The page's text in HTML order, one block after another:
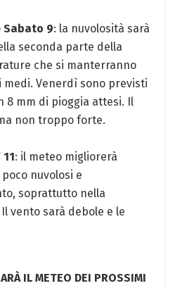
Sabato 9: la nuvolosità sarà
seconda parte della
che si manterranno
Venerdì sono previsti
8 mm di pioggia attesi. Il
non troppo forte.
: il meteo migliorerà
nuvolosi e
soprattutto nella
vento sarà debole e le
IL METEO DEI PROSSIMI